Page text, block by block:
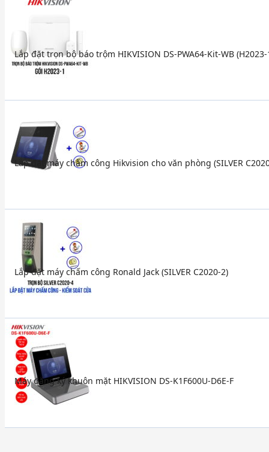
Lắp đặt trọn bộ báo trộm HIKVISION DS-PWA64-Kit-WB (H2023-
Lắp đặt máy chấm công Hikvision cho văn phòng (SILVER
Lắp đặt máy chấm công Ronald Jack (SILVER C2020-2)
Máy đăng ký khuôn mặt HIKVISION DS-K1F600U-D6E-F